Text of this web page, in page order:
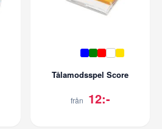
Tålamodsspel Score
från 12:-